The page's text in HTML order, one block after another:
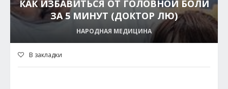
КАК ИЗБАВИТЬСЯ ОТ ГОЛОВНОЙ БОЛИ
ЗА 5 МИНУТ (ДОКТОР ЛЮ)
НАРОДНАЯ МЕДИЦИНА
В закладки